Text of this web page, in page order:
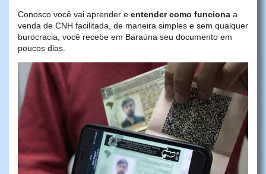
Conosco você vai aprender e entender como funciona a
venda de CNH facilitada, de maneira simples e sem qualquer
burocracia, você recebe em Baraúna seu documento em
poucos dias.